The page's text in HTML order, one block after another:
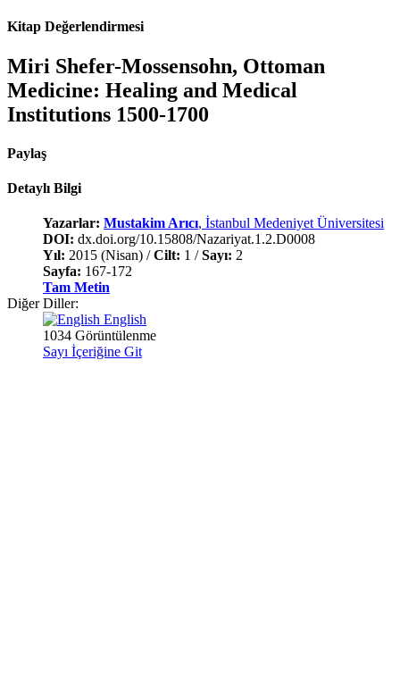
Kitap Değerlendirmesi
Miri Shefer-Mossensohn, Ottoman
Medicine: Healing and Medical
Institutions 1500-1700
Paylaş
Detaylı Bilgi
Yazarlar: Mustakim Arıcı, İstanbul Medeniyet Üniversitesi
DOI: dx.doi.org/10.15808/Nazariyat.1.2.D0008
Yıl: 2015 (Nisan) /Cilt: 1 /Sayı: 2
Sayfa: 167-172
Tam Metin
Diğer Diller:
English
1034 Görüntülenme
Sayı İçeriğine Git